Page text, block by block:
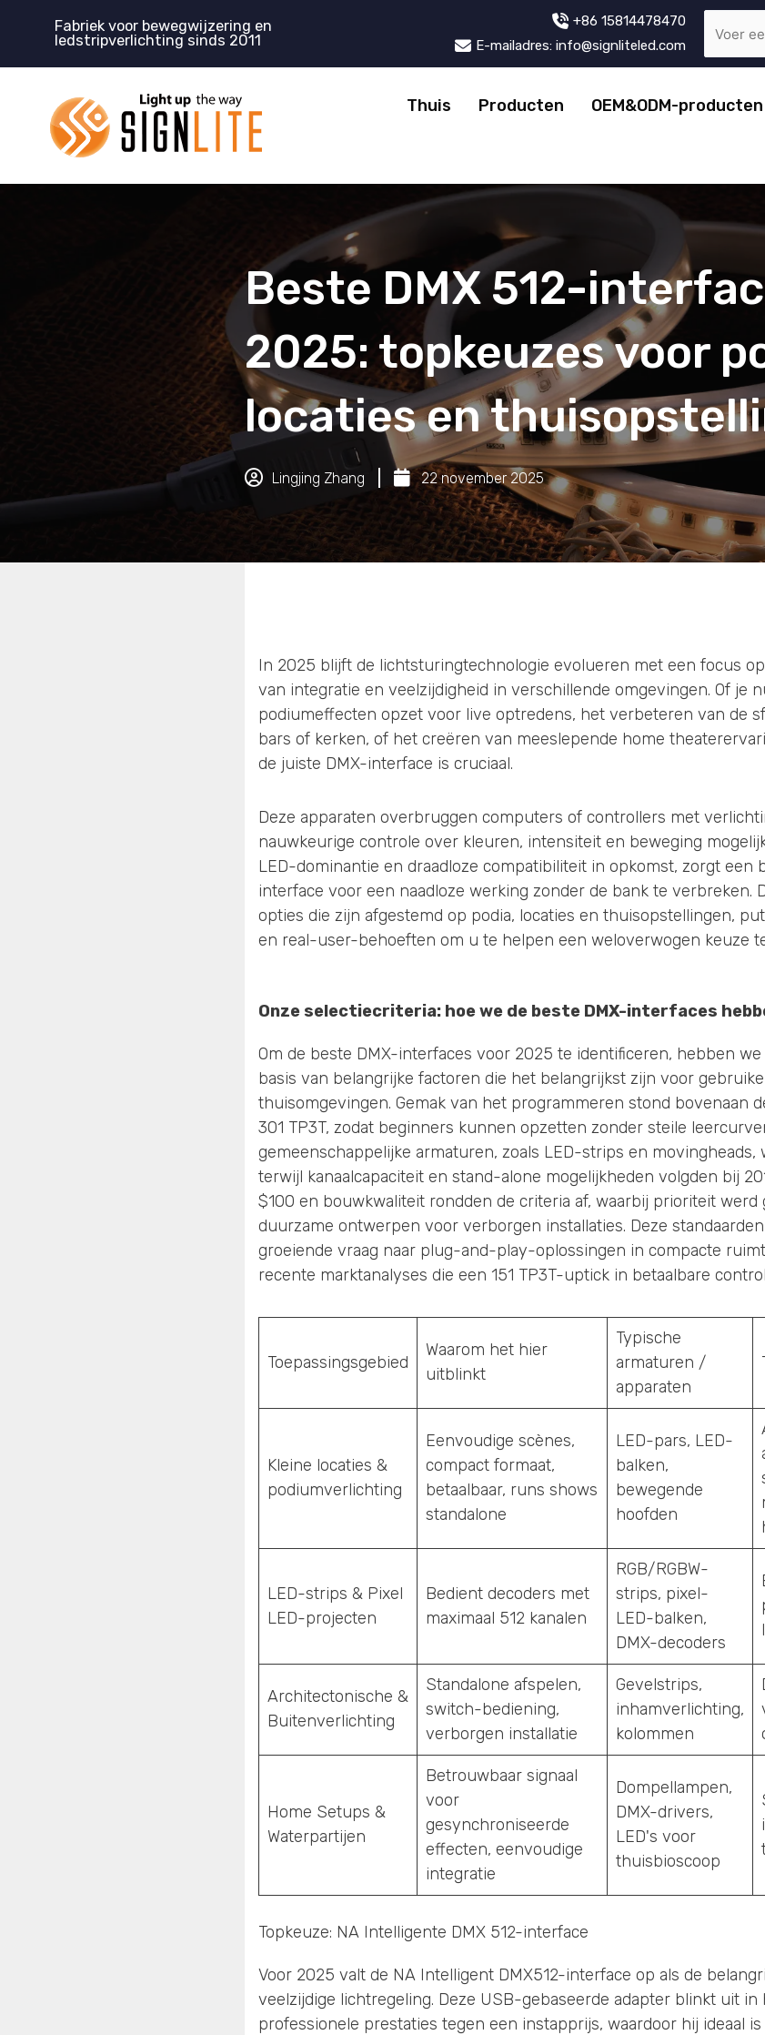
Fabriek voor bewegwijzering en
ledstripverlichting sinds 2011
+86 15814478470
E-mailadres: info@signliteled.com
Thuis Producten OEM&ODM-producten
Beste DMX 512-
2025: topkeuzes voor
locaties en
Lingjing Zhang 22 november 2025
In 2025 blijft de lichtsturingtechnologie evolueren met een focus
van integratie en veelzijdigheid in verschillende omgevingen. Of je
podiumeffecten opzet voor live optredens, het verbeteren van de
bars of kerken, of het creëren van meeslepende home
de juiste DMX-interface is cruciaal.
Deze apparaten overbruggen computers of controllers met
nauwkeurige controle over kleuren, intensiteit en beweging
LED-dominantie en draadloze compatibiliteit in opkomst, zorgt een
interface voor een naadloze werking zonder de bank te verbreken.
opties die zijn afgestemd op podia, locaties en thuisopstellingen,
en real-user-behoeften om u te helpen een weloverwogen keuze
Onze selectiecriteria: hoe we de beste DMX-interfaces
Om de beste DMX-interfaces voor 2025 te identificeren, hebben
basis van belangrijke factoren die het belangrijkst zijn voor
thuisomgevingen. Gemak van het programmeren stond bovenaan
301 TP3T, zodat beginners kunnen opzetten zonder steile
gemeenschappelijke armaturen, zoals LED-strips en movingheads,
terwijl kanaalcapaciteit en stand-alone mogelijkheden volgden bij
$100 en bouwkwaliteit rondden de criteria af, waarbij prioriteit werd
duurzame ontwerpen voor verborgen installaties. Deze
groeiende vraag naar plug-and-play-oplossingen in compacte
recente marktanalyses die een 151 TP3T-uptick in betaalbare
Toepassingsgebied
Waarom het hier
uitblinkt
Typische
armaturen /
apparaten
Kleine locaties &
podiumverlichting
Eenvoudige scènes,
compact formaat,
betaalbaar, runs shows
standalone
LED-pars, LED-
balken,
bewegende
hoofden
LED-strips & Pixel
LED-projecten
Bedient decoders met
maximaal 512 kanalen
RGB/RGBW-
strips, pixel-
LED-balken,
DMX-decoders
Architectonische &
Buitenverlichting
Standalone afspelen,
switch-bediening,
verborgen installatie
Gevelstrips,
inhamverlichting,
kolommen
Home Setups &
Waterpartijen
Betrouwbaar signaal
voor
gesynchroniseerde
effecten, eenvoudige
integratie
Dompellampen,
DMX-drivers,
LED's voor
thuisbioscoop
Topkeuze: NA Intelligente DMX 512-interface
Voor 2025 valt de NA Intelligent DMX512-interface op als de
veelzijdige lichtregeling. Deze USB-gebaseerde adapter blinkt uit
professionele prestaties tegen een instapprijs, waardoor hij ideaal